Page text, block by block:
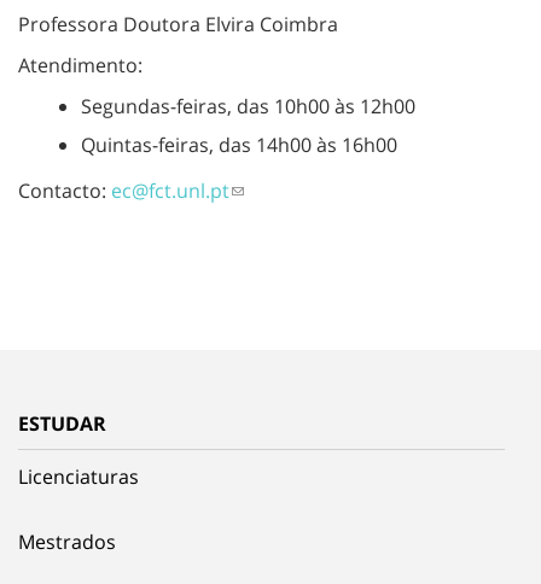
Professora Doutora Elvira Coimbra
Atendimento:
Segundas-feiras, das 10h00 às 12h00
Quintas-feiras, das 14h00 às 16h00
Contacto: ec@fct.unl.pt
ESTUDAR
Licenciaturas
Mestrados